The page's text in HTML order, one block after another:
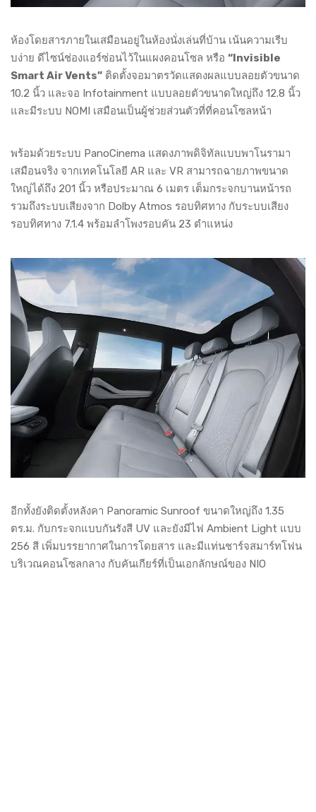
ห้องโดยสารภายในเสมือนอยู่ในห้องนั่งเล่นที่บ้าน เน้นความเรีบ
บง่าย ดีไซน์ช่องแอร์ซ่อนไว้ในแผงคอนโซล หรือ “Invisible
Smart Air Vents” ติดตั้งจอมาตรวัดแสดงผลแบบลอยตัวขนาด
10.2 นิ้ว และจอ Infotainment แบบลอยตัวขนาดใหญ่ถึง 12.8 นิ้ว
และมีระบบ NOMI เสมือนเป็นผู้ช่วยส่วนตัวที่ที่คอนโซลหน้า
พร้อมด้วยระบบ PanoCinema แสดงภาพดิจิทัลแบบพาโนรามา
เสมือนจริง จากเทคโนโลยี AR และ VR สามารถฉายภาพขนาด
ใหญ่ได้ถึง 201 นิ้ว หรือประมาณ 6 เมตร เต็มกระจกบานหน้ารถ
รวมถึงระบบเสียงจาก Dolby Atmos รอบทิศทาง กับระบบเสียง
รอบทิศทาง 7.1.4 พร้อมลำโพงรอบคัน 23 ตำแหน่ง
อีกทั้งยังติดตั้งหลังคา Panoramic Sunroof ขนาดใหญ่ถึง 1.35
ตร.ม. กับกระจกแบบกันรังสี UV และยังมีไฟ Ambient Light แบบ
256 สี เพิ่มบรรยากาศในการโดยสาร และมีแท่นชาร์จสมาร์ทโฟน
บริเวณคอนโซลกลาง กับคันเกียร์ที่เป็นเอกลักษณ์ของ NIO